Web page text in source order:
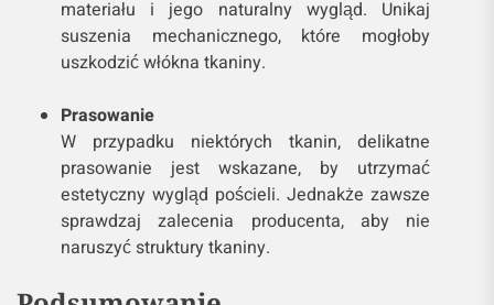
materiału i jego naturalny wygląd. Unikaj
suszenia mechanicznego, które mogłoby
uszkodzić włókna tkaniny.
Prasowanie
W przypadku niektórych tkanin, delikatne
prasowanie jest wskazane, by utrzymać
estetyczny wygląd pościeli. Jednakże zawsze
sprawdzaj zalecenia producenta, aby nie
naruszyć struktury tkaniny.